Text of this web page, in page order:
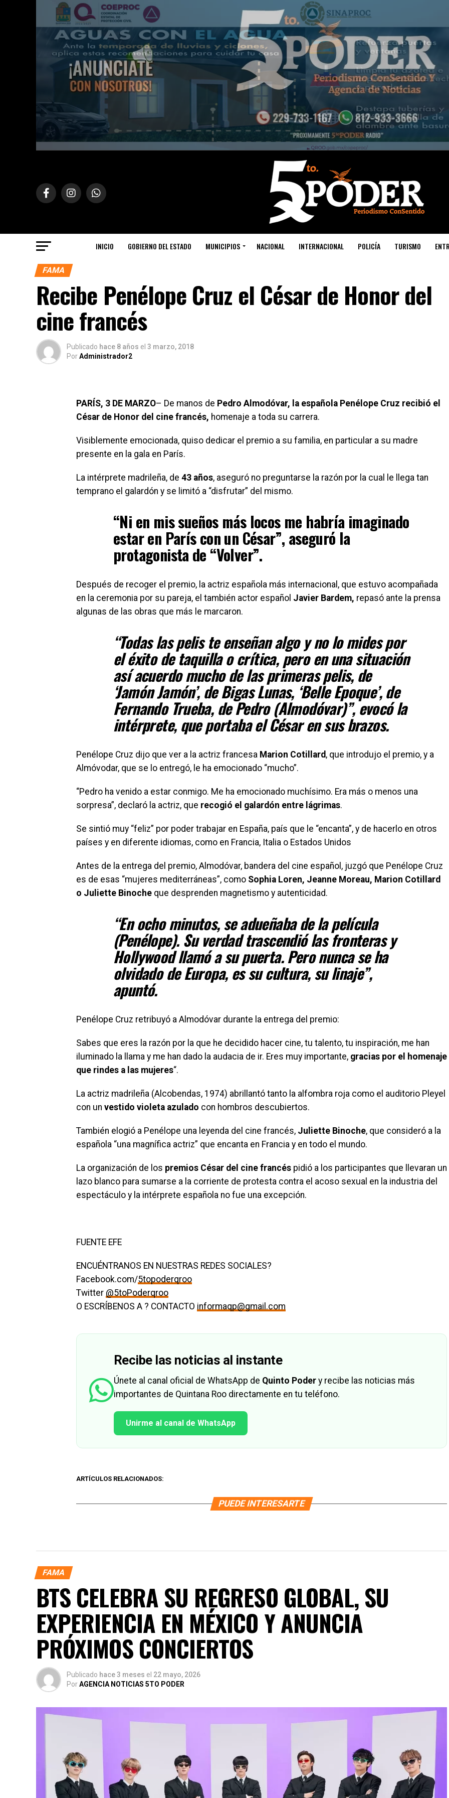
INICIO GOBIERNO DEL ESTADO MUNICIPIOS NACIONAL INTERNACIONAL POLICÍA TURISMO
FAMA
Recibe Penélope Cruz el César de Honor del
cine francés
Publicado hace 8 años el 3 marzo, 2018
PorAdministrador2
PARÍS, 3 DE MARZO– De manos de Pedro Almodóvar, la española Penélope Cruz recibió el
César de Honor del cine francés, homenaje a toda su carrera.
Visiblemente emocionada, quiso dedicar el premio a su familia, en particular a su madre
presente en la gala en París.
La intérprete madrileña, de 43 años, aseguró no preguntarse la razón por la cual le llega tan
temprano el galardón y se limitó a “disfrutar” del mismo.
“Ni en mis sueños más locos me habría imaginado
estar en París con un César”, aseguró la
protagonista de “Volver”.
Después de recoger el premio, la actriz española más internacional, que estuvo acompañada
en la ceremonia por su pareja, el también actor español Javier Bardem, repasó ante la prensa
algunas de las obras que más le marcaron.
“Todas las pelis te enseñan algo y no lo mides por
el éxito de taquilla o crítica, pero en una situación
así acuerdo mucho de las primeras pelis, de
‘Jamón Jamón’, de Bigas Lunas, ‘Belle Epoque’, de
Fernando Trueba, de Pedro (Almodóvar)”, evocó la
intérprete, que portaba el César en sus brazos.
Penélope Cruz dijo que ver a la actriz francesa Marion Cotillard, que introdujo el premio, y a
Almóvodar, que se lo entregó, le ha emocionado “mucho”.
“Pedro ha venido a estar conmigo. Me ha emocionado muchísimo. Era más o menos una
sorpresa”, declaró la actriz, que recogió el galardón entre lágrimas.
Se sintió muy “feliz” por poder trabajar en España, país que le “encanta”, y de hacerlo en otros
países y en diferente idiomas, como en Francia, Italia o Estados Unidos
Antes de la entrega del premio, Almodóvar, bandera del cine español, juzgó que Penélope Cruz
es de esas “mujeres mediterráneas”, como Sophia Loren, Jeanne Moreau, Marion Cotillard
o Juliette Binoche que desprenden magnetismo y autenticidad.
“En ocho minutos, se adueñaba de la película
(Penélope). Su verdad trascendió las fronteras y
Hollywood llamó a su puerta. Pero nunca se ha
olvidado de Europa, es su cultura, su linaje”,
apuntó.
Penélope Cruz retribuyó a Almodóvar durante la entrega del premio:
Sabes que eres la razón por la que he decidido hacer cine, tu talento, tu inspiración, me han
iluminado la llama y me han dado la audacia de ir. Eres muy importante, gracias por el homenaje
que rindes a las mujeres“.
La actriz madrileña (Alcobendas, 1974) abrillantó tanto la alfombra roja como el auditorio Pleyel
con un vestido violeta azulado con hombros descubiertos.
También elogió a Penélope una leyenda del cine francés, Juliette Binoche, que consideró a la
española “una magnífica actriz” que encanta en Francia y en todo el mundo.
La organización de los premios César del cine francés pidió a los participantes que llevaran un
lazo blanco para sumarse a la corriente de protesta contra el acoso sexual en la industria del
espectáculo y la intérprete española no fue una excepción.
FUENTE EFE
ENCUÉNTRANOS EN NUESTRAS REDES SOCIALES?
Facebook.com/5topoderqroo
Twitter @5toPoderqroo
O ESCRÍBENOS A ? CONTACTO informaqp@gmail.com
Recibe las noticias al instante
Únete al canal oficial de WhatsApp de Quinto Poder y recibe las noticias más
importantes de Quintana Roo directamente en tu teléfono.
Unirme al canal de WhatsApp
ARTÍCULOS RELACIONADOS:
PUEDE INTERESARTE
FAMA
BTS CELEBRA SU REGRESO GLOBAL, SU
EXPERIENCIA EN MÉXICO Y ANUNCIA
PRÓXIMOS CONCIERTOS
Publicado hace 3 meses el 22 mayo, 2026
PorAGENCIA NOTICIAS 5TO PODER